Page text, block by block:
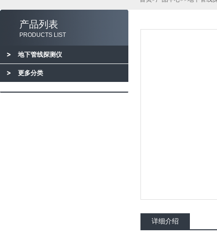
产品列表
PRODUCTS LIST
地下管线探测仪
更多分类
详细介绍